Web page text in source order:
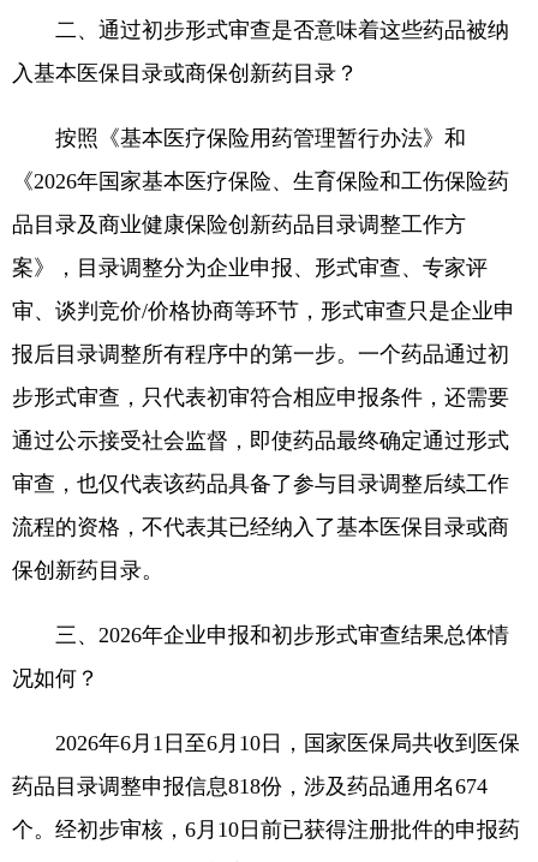
二、通过初步形式审查是否意味着这些药品被纳
入基本医保目录或商保创新药目录？
按照《基本医疗保险用药管理暂行办法》和
《2026年国家基本医疗保险、生育保险和工伤保险药
品目录及商业健康保险创新药品目录调整工作方
案》，目录调整分为企业申报、形式审查、专家评
审、谈判竞价/价格协商等环节，形式审查只是企业申
报后目录调整所有程序中的第一步。一个药品通过初
步形式审查，只代表初审符合相应申报条件，还需要
通过公示接受社会监督，即使药品最终确定通过形式
审查，也仅代表该药品具备了参与目录调整后续工作
流程的资格，不代表其已经纳入了基本医保目录或商
保创新药目录。
三、2026年企业申报和初步形式审查结果总体情
况如何？
2026年6月1日至6月10日，国家医保局共收到医保
药品目录调整申报信息818份，涉及药品通用名674
个。经初步审核，6月10日前已获得注册批件的申报药